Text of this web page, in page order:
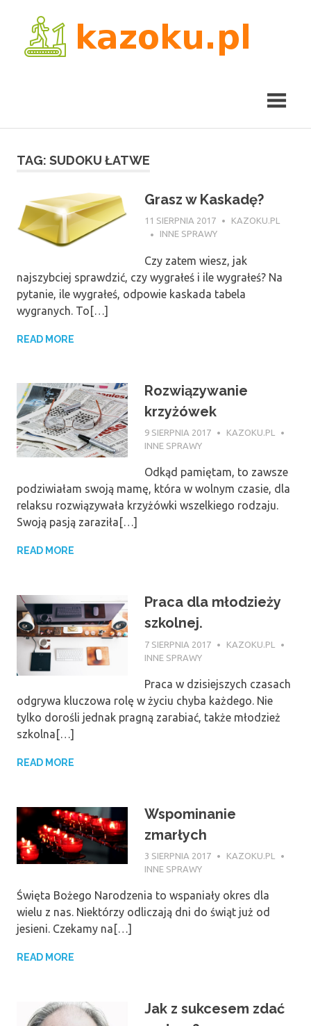
content
TAG: SUDOKU ŁATWE
Grasz w Kaskadę?
11 SIERPNIA 2017
KAZOKU.PL
INNE SPRAWY
Czy zatem wiesz, jak
najszybciej sprawdzić, czy wygrałeś i ile wygrałeś? Na
pytanie, ile wygrałeś, odpowie kaskada tabela
wygranych. To[…]
READ MORE
Rozwiązywanie
krzyżówek
9 SIERPNIA 2017
KAZOKU.PL
INNE SPRAWY
Odkąd pamiętam, to zawsze
podziwiałam swoją mamę, która w wolnym czasie, dla
relaksu rozwiązywała krzyżówki wszelkiego rodzaju.
Swoją pasją zaraziła[…]
READ MORE
Praca dla młodzieży
szkolnej.
7 SIERPNIA 2017
KAZOKU.PL
INNE SPRAWY
Praca w dzisiejszych czasach
odgrywa kluczowa rolę w życiu chyba każdego. Nie
tylko dorośli jednak pragną zarabiać, także młodzież
szkolna[…]
READ MORE
Wspominanie
zmarłych
3 SIERPNIA 2017
KAZOKU.PL
INNE SPRAWY
Święta Bożego Narodzenia to wspaniały okres dla
wielu z nas. Niektórzy odliczają dni do świąt już od
jesieni. Czekamy na[…]
READ MORE
Jak z sukcesem zdać